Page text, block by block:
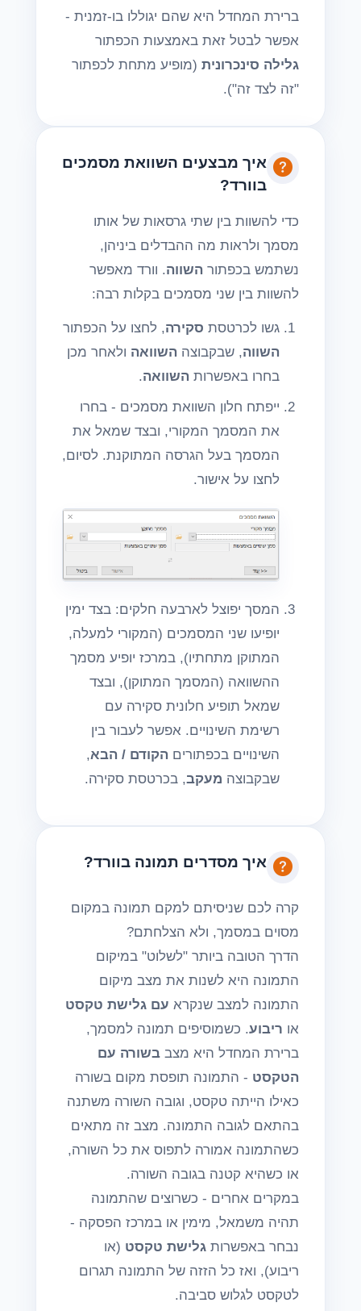
ברירת המחדל היא שהם יגוללו בו-זמנית -
אפשר לבטל זאת באמצעות הכפתור
גלילה סינכרונית (מופיע מתחת לכפתור
"זה לצד זה").
איך מבצעים השוואת מסמכים
בוורד?
כדי להשוות בין שתי גרסאות של אותו
מסמך ולראות מה ההבדלים ביניהן,
נשתמש בכפתור השווה. וורד מאפשר
להשוות בין שני מסמכים בקלות רבה:
גשו לכרטסת סקירה, לחצו על הכפתור
השווה, שבקבוצה השוואה ולאחר מכן
בחרו באפשרות השוואה.
ייפתח חלון השוואת מסמכים - בחרו
את המסמך המקורי, ובצד שמאל את
המסמך בעל הגרסה המתוקנת. לסיום,
לחצו על אישור.
המסך יפוצל לארבעה חלקים: בצד ימין
יופיעו שני המסמכים (המקורי למעלה,
המתוקן מתחתיו), במרכז יופיע מסמך
ההשוואה (המסמך המתוקן), ובצד
שמאל תופיע חלונית סקירה עם
רשימת השינויים. אפשר לעבור בין
השינויים בכפתורים הקודם / הבא,
שבקבוצה מעקב, בכרטסת סקירה.
איך מסדרים תמונה בוורד?
קרה לכם שניסיתם למקם תמונה במקום
מסוים במסמך, ולא הצלחתם?
הדרך הטובה ביותר "לשלוט" במיקום
התמונה היא לשנות את מצב מיקום
התמונה למצב שנקרא עם גלישת טקסט
או ריבוע. כשמוסיפים תמונה למסמך,
ברירת המחדל היא מצב בשורה עם
הטקסט - התמונה תופסת מקום בשורה
כאילו הייתה טקסט, וגובה השורה משתנה
בהתאם לגובה התמונה. מצב זה מתאים
כשהתמונה אמורה לתפוס את כל השורה,
או כשהיא קטנה בגובה השורה.
במקרים אחרים - כשרוצים שהתמונה
תהיה משמאל, מימין או במרכז הפסקה -
נבחר באפשרות גלישת טקסט (או
ריבוע), ואז כל הזזה של התמונה תגרום
לטקסט לגלוש סביבה.